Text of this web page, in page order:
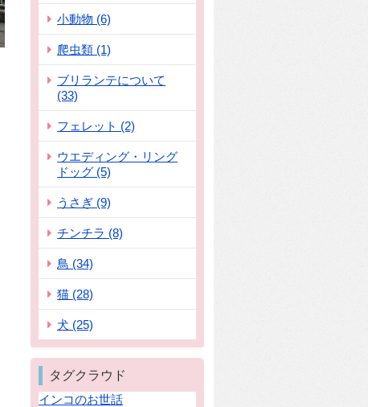
小動物 (6)
爬虫類 (1)
ブリランテについて
(33)
フェレット (2)
ウエディング・リング
ドッグ (5)
うさぎ (9)
チンチラ (8)
鳥 (34)
猫 (28)
犬 (25)
タグクラウド
インコのお世話